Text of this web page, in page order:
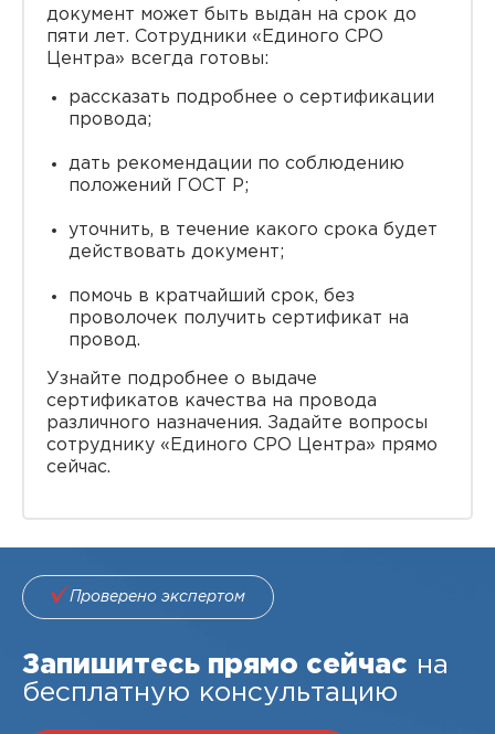
документ может быть выдан на срок до
пяти лет. Сотрудники «Единого СРО
Центра» всегда готовы:
рассказать подробнее о сертификации
провода;
дать рекомендации по соблюдению
положений ГОСТ Р;
уточнить, в течение какого срока будет
действовать документ;
помочь в кратчайший срок, без
проволочек получить сертификат на
провод.
Узнайте подробнее о выдаче
сертификатов качества на провода
различного назначения. Задайте вопросы
сотруднику «Единого СРО Центра» прямо
сейчас.
Проверено экспертом
Запишитесь прямо сейчас на
бесплатную консультацию